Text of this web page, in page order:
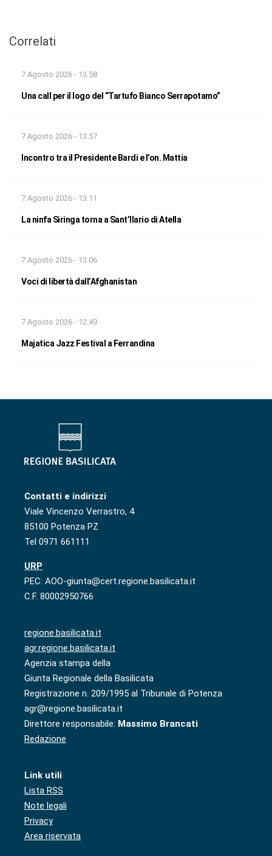
Correlati
7 Agosto 2026 - 13:58
Una call per il logo del “Tartufo Bianco Serrapotamo”
7 Agosto 2026 - 13:57
Incontro tra il Presidente Bardi e l’on. Mattia
7 Agosto 2026 - 13:11
La ninfa Siringa torna a Sant’Ilario di Atella
7 Agosto 2026 - 13:06
Voci di libertà dall’Afghanistan
7 Agosto 2026 - 12:49
Majatica Jazz Festival a Ferrandina
Contatti e indirizzi
Viale Vincenzo Verrastro, 4
85100 Potenza PZ
Tel 0971 661111
URP
PEC: AOO-giunta@cert.regione.basilicata.it
C.F. 80002950766
regione.basilicata.it
agr.regione.basilicata.it
Agenzia stampa della
Giunta Regionale della Basilicata
Registrazione n. 209/1995 al Tribunale di Potenza
agr@regione.basilicata.it
Direttore responsabile: Massimo Brancati
Redazione
Link utili
Lista RSS
Note legali
Privacy
Area riservata